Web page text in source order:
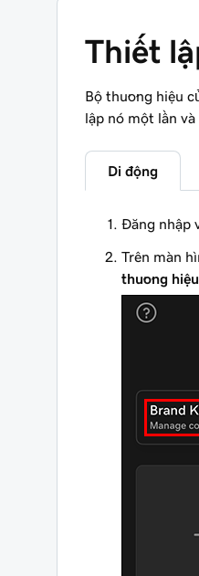
Thiết
Bộ thương hiệu
lập nó một lần
Di động
Đăng nhập
Trên màn
thương hiệu